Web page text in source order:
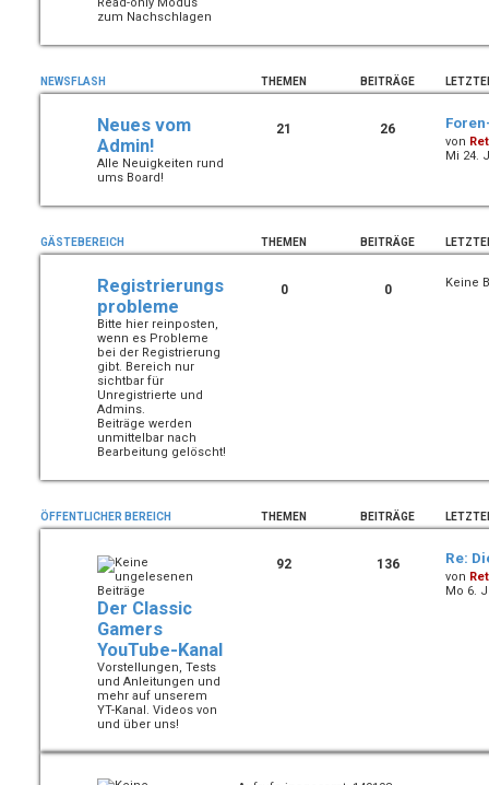
zum Nachschlagen
NEWSFLASH THEMEN BEITRÄGE
Neues vom
Admin!
Alle Neuigkeiten rund
ums Board!
21 26
von
Mi 24.
GÄSTEBEREICH THEMEN BEITRÄGE
Registrierungs
probleme
Bitte hier reinposten,
wenn es Probleme
bei der Registrierung
gibt. Bereich nur
sichtbar für
Unregistrierte und
Admins.
Beiträge werden
unmittelbar nach
Bearbeitung gelöscht!
0 0 Keine
ÖFFENTLICHER BEREICH THEMEN BEITRÄGE
Der Classic
Gamers
YouTube-Kanal
Vorstellungen, Tests
und Anleitungen und
mehr auf unserem
YT-Kanal. Videos von
und über uns!
92 136 Re:
von
Mo 6.